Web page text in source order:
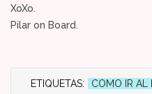
XoXo.
Pilar on Board.
ETIQUETAS: COMO IR AL